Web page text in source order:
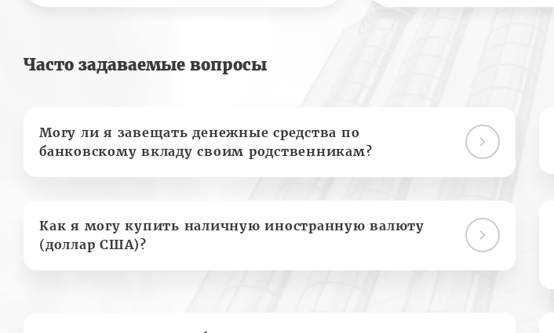
Часто задаваемые вопросы
Могу ли я завещать денежные средства по
банковскому вкладу своим родственникам?
Как я могу купить наличную иностранную валюту
(доллар США)?